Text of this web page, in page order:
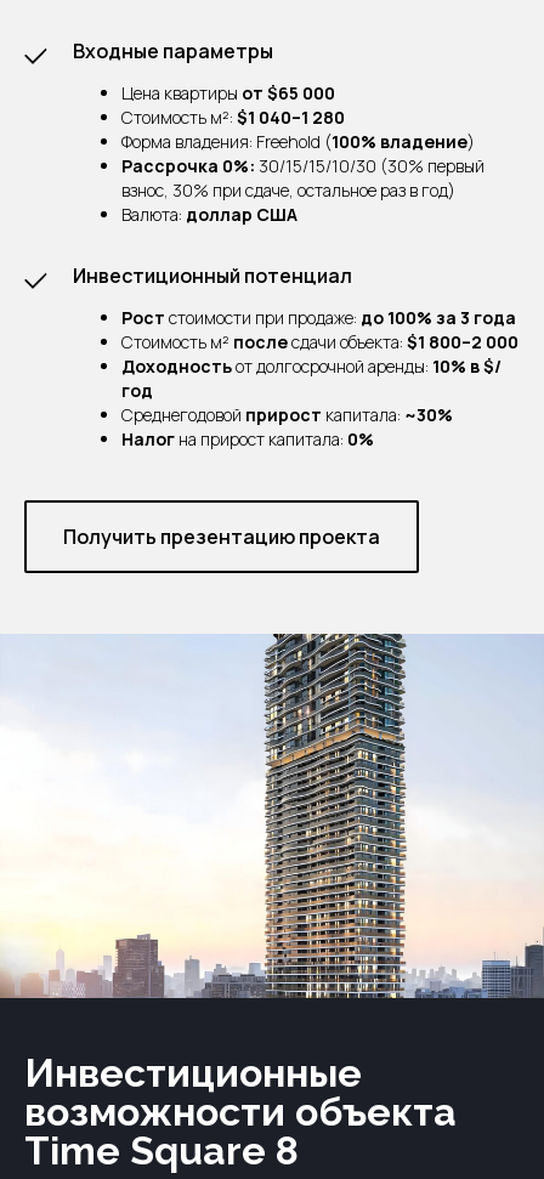
Входные параметры
Цена квартиры от $65 000
Стоимость м²: $1 040–1 280
Форма владения: Freehold (100% владение)
Рассрочка 0%: 30/15/15/10/30 (30% первый
взнос, 30% при сдаче, остальное раз в год)
Валюта: доллар США
Инвестиционный потенциал
Рост стоимости при продаже: до 100% за 3 года
Стоимость м² послесдачи объекта: $1 800–2 000
Доходностьот долгосрочной аренды: 10% в $/
год
Среднегодовой прирост капитала: ~30%
Налог на прирост капитала: 0%
Получить презентацию проекта
Инвестиционные
возможности объекта
Time Square 8